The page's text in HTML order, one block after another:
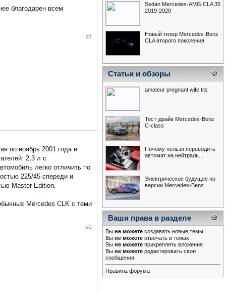
благодарен всем
#1
по ноябрь 2001 года и
2,3 л с
легко отличить по
225/45 спереди и
Master Edition.
Mercedes CLK с теми
#2
Sedan Mercedes-AMG CLA 35
2019-2020
Новый тизер Mercedes-Benz
CLA второго поколения
Статьи и обзоры
amateur pregnant wife tits
Тест-драйв Mercedes-Benz
С-class
Почему нельзя переводить
автомат на нейтраль...
Электрическое будущее по
версии Mercedes-Benz
Ваши права в разделе
Вы не можете создавать новые темы
Вы не можете отвечать в темах
Вы не можете прикреплять вложения
Вы не можете редактировать свои
сообщения
Правила форума